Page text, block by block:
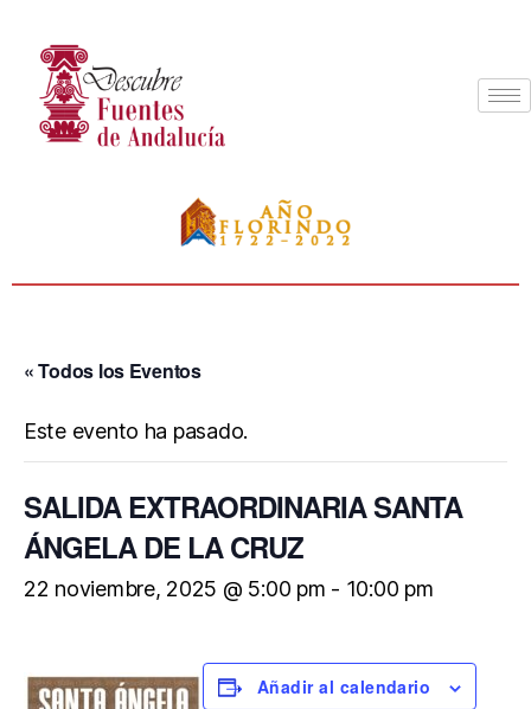
« Todos los Eventos
Este evento ha pasado.
SALIDA EXTRAORDINARIA SANTA
ÁNGELA DE LA CRUZ
22 noviembre, 2025 @ 5:00 pm - 10:00 pm
Añadir al calendario